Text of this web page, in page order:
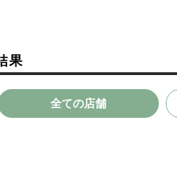
果
全ての店舗